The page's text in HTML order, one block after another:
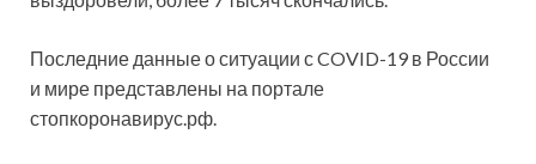
Последние данные о ситуации с COVID-19 в России
и мире представлены на портале
стопкоронавирус.рф.